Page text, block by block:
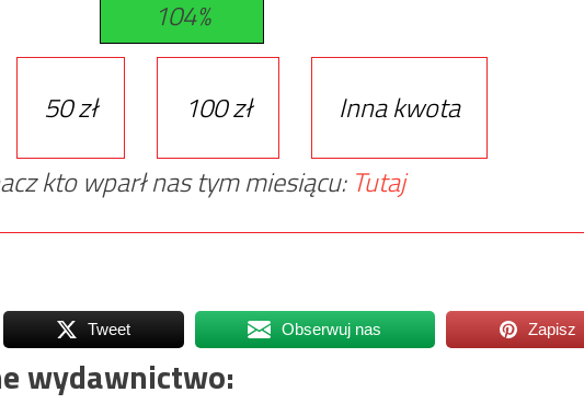
104%
50 zł 100 zł
Inna kwota
kto wparł nas tym miesiącu: Tutaj
Tweet Obserwuj nas Zapisz
wydawnictwo: